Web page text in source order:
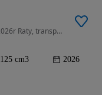
125 cm3 • 9 KM • Barton B-Max 125 + kufer. 2026r Raty, transport cały kraj
125 cm3 2026